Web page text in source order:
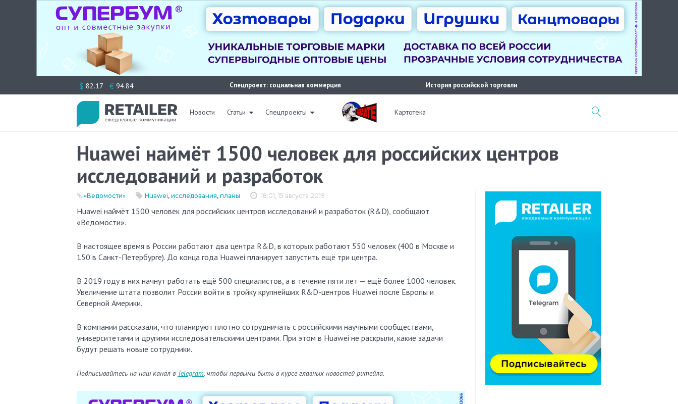
к
$ 82.17 € 94.84 Спецпроект: социальная коммерция История российской торговли
Новости Статьи Спецпроекты Картотека
Huawei наймёт 1500 человек для российских центров
исследований и разработок
18:01, 15 августа 2019
«Ведомости» Huawei, исследования, планы
Huawei наймёт 1500 человек для российских центров исследований и разработок (R&D), сообщают
«Ведомости».
В настоящее время в России работают два центра R&D, в которых работают 550 человек (400 в Москве и
150 в Санкт-Петербурге). До конца года Huawei планирует запустить ещё три центра.
В 2019 году в них начнут работать ещё 500 специалистов, а в течение пяти лет — ещё более 1000 человек.
Увеличение штата позволит России войти в тройку крупнейших R&D-центров Huawei после Европы и
Северной Америки.
В компании рассказали, что планируют плотно сотрудничать с российскими научными сообществами,
университетами и другими исследовательскими центрами. При этом в Huawei не раскрыли, какие задачи
будут решать новые сотрудники.
Подписывайтесь на наш канал в Telegram, чтобы первыми быть в курсе главных новостей ритейла.